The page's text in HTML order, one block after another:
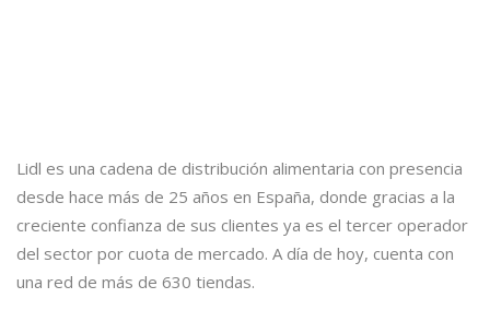
Lidl es una cadena de distribución alimentaria con presencia
desde hace más de 25 años en España, donde gracias a la
creciente confianza de sus clientes ya es el tercer operador
del sector por cuota de mercado. A día de hoy, cuenta con
una red de más de 630 tiendas.